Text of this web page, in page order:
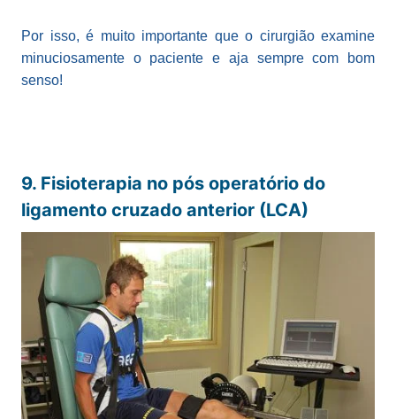
Por isso, é muito importante que o cirurgião examine
minuciosamente o paciente e aja sempre com bom
senso!
9. Fisioterapia no pós operatório do
ligamento cruzado anterior (LCA)